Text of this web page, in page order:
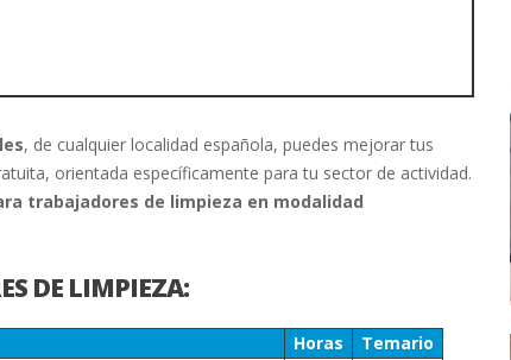
, de cualquier localidad española, puedes mejorar tus
orientada específicamente para tu sector de actividad.
trabajadores de limpieza en modalidad
DE LIMPIEZA:
Horas
Temario